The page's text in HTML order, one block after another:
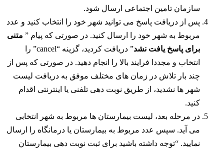
سازمان تامین اجتماعی ارسال شود.
پس از دریافت پاسخ می توانید شهر خود را انتخاب کنید و عدد
مربوط به شهر خود را ارسال کنید. در صورتی که پیام ” متنی
برای پاسخ یافت نشد
” دریافت کردید، گزینه “cancel” را
انتخاب و مجددا فرایند بالا را انجام دهید. در صورتی که پس از
چند بار تلاش در زمان های مختلف موفق به دریافت لیست
شهر ها نشدید، از طریق نوبت دهی تلفنی یا اینترنتی اقدام
کنید.
در مرحله بعد، لیست بیمارستان ها مربوط به شهر انتخابی
می آید. سپس عدد مربوط به بیمارستان یا درمانگاه را ارسال
نمایید. “توجه داشته باشید برای ثبت نوبت دهی بیمارستان